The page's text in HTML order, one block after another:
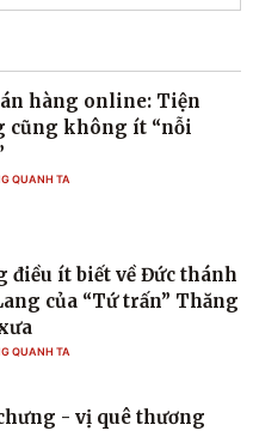
hàng online: Tiện
cũng không ít “nỗi
QUANH TA
điều ít biết về Đức thánh
của “Tứ trấn” Thăng
QUANH TA
- vị quê thương